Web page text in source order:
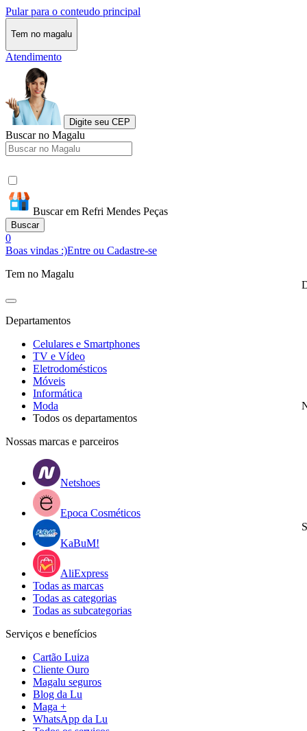
Pular para o conteudo principal
Tem no magalu
Atendimento
Digite seu CEP
Buscar no Magalu
Buscar em Refri Mendes Peças
Buscar
0
Boas vindas :)Entre ou Cadastre-se
Tem no Magalu
Departamentos
Celulares e Smartphones
TV e Vídeo
Eletrodomésticos
Móveis
Informática
Moda
Todos os departamentos
Nossas marcas e parceiros
Netshoes
Epoca Cosméticos
KaBuM!
AliExpress
Todas as marcas
Todas as categorias
Todas as subcategorias
Serviços e benefícios
Cartão Luiza
Cliente Ouro
Magalu seguros
Blog da Lu
Maga +
WhatsApp da Lu